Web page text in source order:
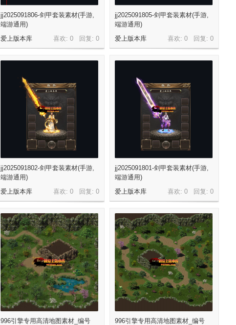
jj2025091806-剑甲套装素材(手游,
端游通用)
喜欢: 0 回复: 0
爱上版本库
jj2025091805-剑甲套装素材(手游,
端游通用)
喜欢: 0 回复: 0
爱上版本库
jj2025091802-剑甲套装素材(手游,
端游通用)
喜欢: 0 回复: 0
爱上版本库
jj2025091801-剑甲套装素材(手游,
端游通用)
喜欢: 0 回复: 0
爱上版本库
996引擎专用高清地图素材_编号
996引擎专用高清地图素材_编号